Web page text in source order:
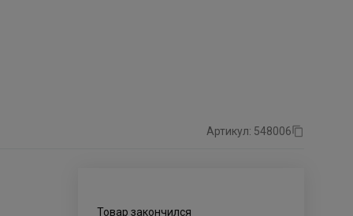
Артикул: 548006
Товар закончился